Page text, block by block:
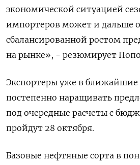
экономической ситуацией
импортеров может и дальше
сбалансированной ростом
на рынке», - резюмирует
Экспортеры уже в ближайшие
постепенно наращивать
под очередные расчеты с
пройдут 28 октября.
Базовые нефтяные сорта в